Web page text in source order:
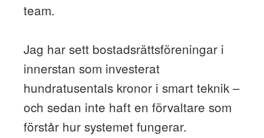
team.
Jag har sett bostadsrättsföreningar i
innerstan som investerat
hundratusentals kronor i smart teknik –
och sedan inte haft en förvaltare som
förstår hur systemet fungerar.